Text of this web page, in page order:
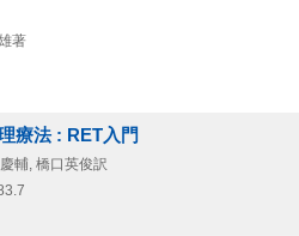
著
療法 : RET入門
輔, 橋口英俊訳